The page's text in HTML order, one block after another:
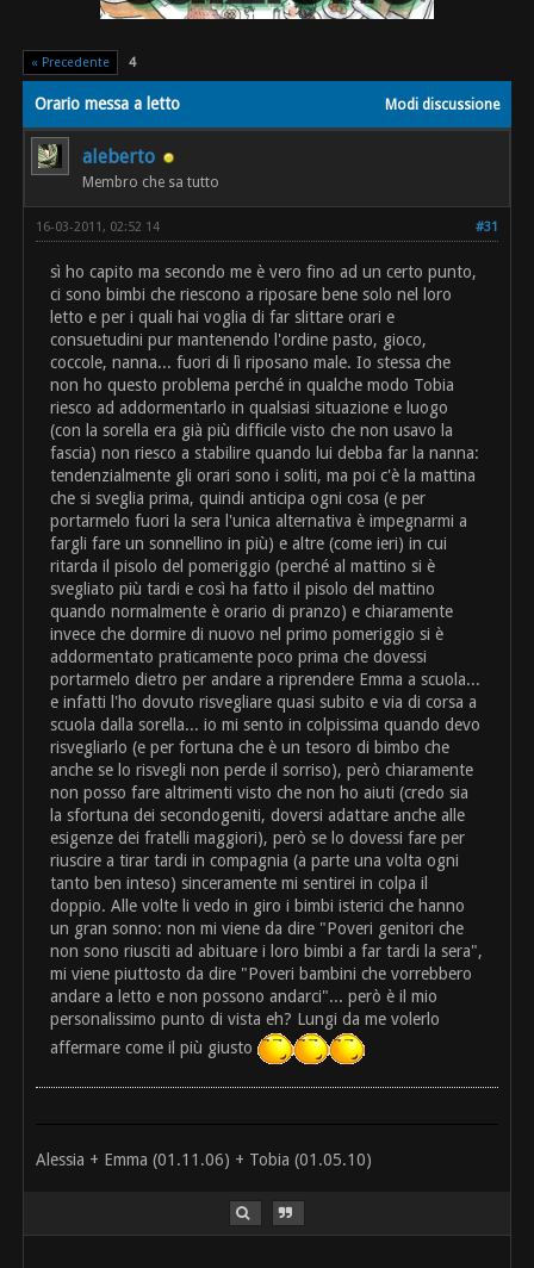
« Precedente 4
Modi discussione
Orario messa a letto
aleberto
Membro che sa tutto
#31
16-03-2011, 02:52 14
sì ho capito ma secondo me è vero fino ad un certo punto,
ci sono bimbi che riescono a riposare bene solo nel loro
letto e per i quali hai voglia di far slittare orari e
consuetudini pur mantenendo l'ordine pasto, gioco,
coccole, nanna... fuori di lì riposano male. Io stessa che
non ho questo problema perché in qualche modo Tobia
riesco ad addormentarlo in qualsiasi situazione e luogo
(con la sorella era già più difficile visto che non usavo la
fascia) non riesco a stabilire quando lui debba far la nanna:
tendenzialmente gli orari sono i soliti, ma poi c'è la mattina
che si sveglia prima, quindi anticipa ogni cosa (e per
portarmelo fuori la sera l'unica alternativa è impegnarmi a
fargli fare un sonnellino in più) e altre (come ieri) in cui
ritarda il pisolo del pomeriggio (perché al mattino si è
svegliato più tardi e così ha fatto il pisolo del mattino
quando normalmente è orario di pranzo) e chiaramente
invece che dormire di nuovo nel primo pomeriggio si è
addormentato praticamente poco prima che dovessi
portarmelo dietro per andare a riprendere Emma a scuola...
e infatti l'ho dovuto risvegliare quasi subito e via di corsa a
scuola dalla sorella... io mi sento in colpissima quando devo
risvegliarlo (e per fortuna che è un tesoro di bimbo che
anche se lo risvegli non perde il sorriso), però chiaramente
non posso fare altrimenti visto che non ho aiuti (credo sia
la sfortuna dei secondogeniti, doversi adattare anche alle
esigenze dei fratelli maggiori), però se lo dovessi fare per
riuscire a tirar tardi in compagnia (a parte una volta ogni
tanto ben inteso) sinceramente mi sentirei in colpa il
doppio. Alle volte li vedo in giro i bimbi isterici che hanno
un gran sonno: non mi viene da dire "Poveri genitori che
non sono riusciti ad abituare i loro bimbi a far tardi la sera",
mi viene piuttosto da dire "Poveri bambini che vorrebbero
andare a letto e non possono andarci"... però è il mio
personalissimo punto di vista eh? Lungi da me volerlo
affermare come il più giusto
Alessia + Emma (01.11.06) + Tobia (01.05.10)